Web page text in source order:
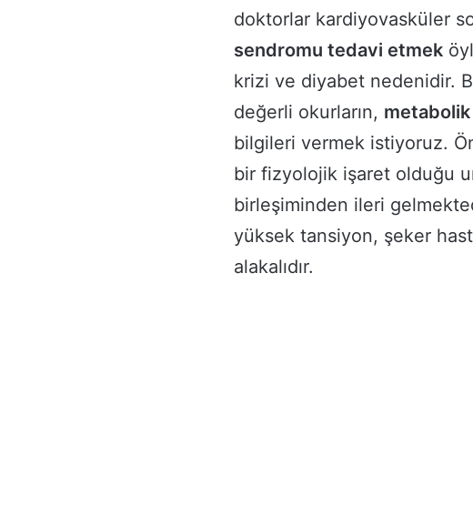
doktorlar kardiyovasküler
sendromu tedavi etmek
krizi ve diyabet nedenidir.
değerli okurların,
bilgileri vermek istiyoruz.
bir fizyolojik işaret olduğu
birleşiminden ileri
yüksek tansiyon, şeker
alakalıdır.